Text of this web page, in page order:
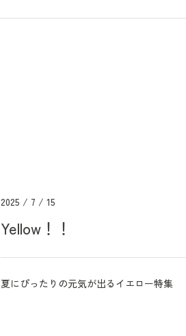
2025 / 7 / 15
Yellow！！
夏にぴったりの元気が出るイエロー特集